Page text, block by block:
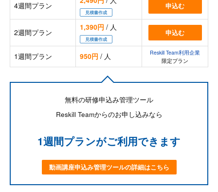
4週間プラン
見積書作成
申込む
2週間プラン
1,390円 / 人
見積書作成
申込む
1週間プラン 950円 / 人
Reskill Team利用企業
限定プラン
無料の研修申込み管理ツール
Reskill Teamからのお申し込みなら
1週間プランがご利用できます
動画講座申込み管理ツールの詳細はこちら